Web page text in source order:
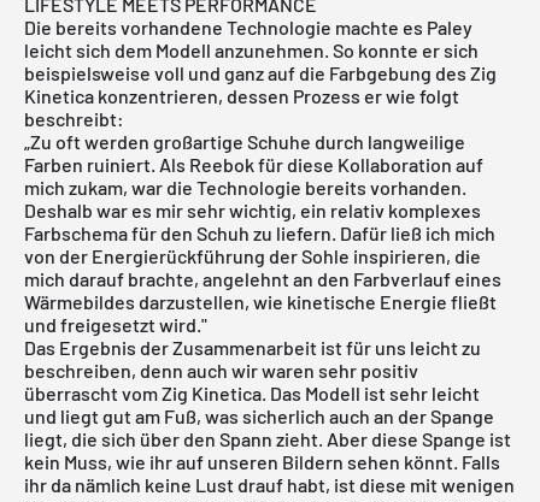
Die bereits vorhandene Technologie machte es Paley
leicht sich dem Modell anzunehmen. So konnte er sich
beispielsweise voll und ganz auf die Farbgebung des Zig
Kinetica konzentrieren, dessen Prozess er wie folgt
beschreibt:
„Zu oft werden großartige Schuhe durch langweilige
Farben ruiniert. Als Reebok für diese Kollaboration auf
mich zukam, war die Technologie bereits vorhanden.
Deshalb war es mir sehr wichtig, ein relativ komplexes
Farbschema für den Schuh zu liefern. Dafür ließ ich mich
von der Energierückführung der Sohle inspirieren, die
mich darauf brachte, angelehnt an den Farbverlauf eines
Wärmebildes darzustellen, wie kinetische Energie fließt
und freigesetzt wird."
Das Ergebnis der Zusammenarbeit ist für uns leicht zu
beschreiben, denn auch wir waren sehr positiv
überrascht vom Zig Kinetica. Das Modell ist sehr leicht
und liegt gut am Fuß, was sicherlich auch an der Spange
liegt, die sich über den Spann zieht. Aber diese Spange ist
kein Muss, wie ihr auf unseren Bildern sehen könnt. Falls
ihr da nämlich keine Lust drauf habt, ist diese mit wenigen